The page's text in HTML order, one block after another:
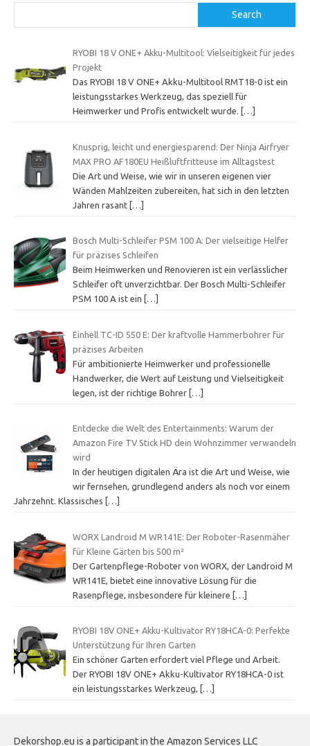
Search
RYOBI 18 V ONE+ Akku-Multitool: Vielseitigkeit für jedes
Projekt
Das RYOBI 18 V ONE+ Akku-Multitool RMT18-0 ist ein
leistungsstarkes Werkzeug, das speziell für
Heimwerker und Profis entwickelt wurde.
[…]
Knusprig, leicht und energiesparend: Der Ninja Airfryer
MAX PRO AF180EU Heißluftfritteuse im Alltagstest
Die Art und Weise, wie wir in unseren eigenen vier
Wänden Mahlzeiten zubereiten, hat sich in den letzten
Jahren rasant […]
Bosch Multi-Schleifer PSM 100 A: Der vielseitige Helfer
für präzises Schleifen
Beim Heimwerken und Renovieren ist ein verlässlicher
Schleifer oft unverzichtbar. Der Bosch Multi-Schleifer
PSM 100 A ist ein
[…]
Einhell TC-ID 550 E: Der kraftvolle Hammerbohrer für
präzises Arbeiten
Für ambitionierte Heimwerker und professionelle
Handwerker, die Wert auf Leistung und Vielseitigkeit
legen, ist der richtige Bohrer […]
Entdecke die Welt des Entertainments: Warum der
Amazon Fire TV Stick HD dein Wohnzimmer verwandeln
wird
In der heutigen digitalen Ära ist die Art und Weise, wie
wir fernsehen, grundlegend anders als noch vor einem
Jahrzehnt. Klassisches
[…]
WORX Landroid M WR141E: Der Roboter-Rasenmäher
für Kleine Gärten bis 500 m²
Der Gartenpflege-Roboter von WORX, der Landroid M
WR141E, bietet eine innovative Lösung für die
Rasenpflege, insbesondere für kleinere
[…]
RYOBI 18V ONE+ Akku-Kultivator RY18HCA-0: Perfekte
Unterstützung für Ihren Garten
Ein schöner Garten erfordert viel Pflege und Arbeit.
Der RYOBI 18V ONE+ Akku-Kultivator RY18HCA-0 ist
ein leistungsstarkes Werkzeug,
[…]
Dekorshop.eu is a participant in the Amazon Services LLC